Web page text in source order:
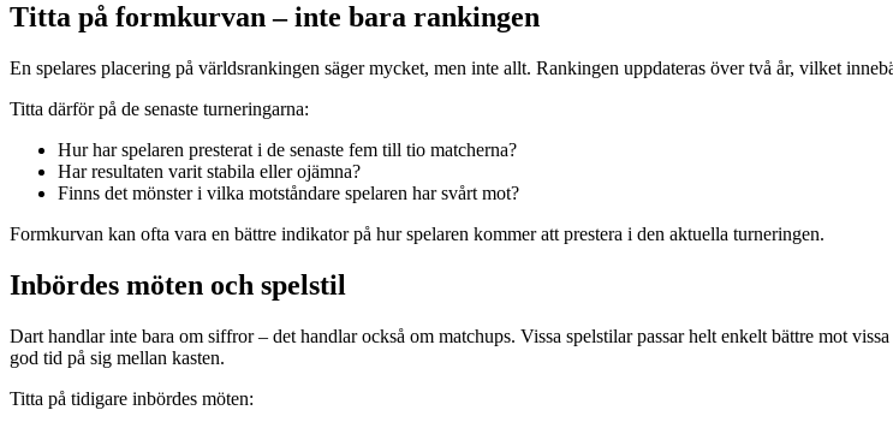
Titta på formkurvan – inte bara rankingen
En spelares placering på världsrankingen säger mycket, men inte allt. Rankingen uppdateras över två år, vilket
Titta därför på de senaste turneringarna:
Hur har spelaren presterat i de senaste fem till tio matcherna?
Har resultaten varit stabila eller ojämna?
Finns det mönster i vilka motståndare spelaren har svårt mot?
Formkurvan kan ofta vara en bättre indikator på hur spelaren kommer att prestera i den aktuella turneringen.
Inbördes möten och spelstil
Dart handlar inte bara om siffror – det handlar också om matchups. Vissa spelstilar passar helt enkelt bättre mot
god tid på sig mellan kasten.
Titta på tidigare inbördes möten: